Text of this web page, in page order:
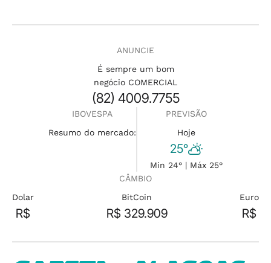
ANUNCIE
É sempre um bom
negócio COMERCIAL
(82) 4009.7755
IBOVESPA
Resumo do mercado:
PREVISÃO
Hoje
25°
Min 24° | Máx 25°
CÂMBIO
Dolar
R$
BitCoin
R$ 329.909
Euro
R$